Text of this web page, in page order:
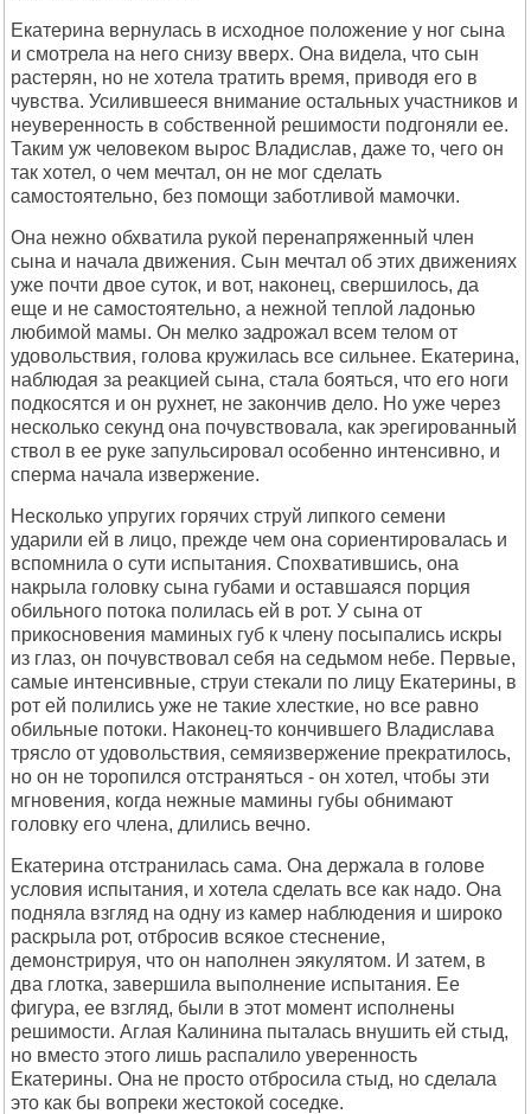
Екатерина вернулась в исходное положение у ног сына
и смотрела на него снизу вверх. Она видела, что сын
растерян, но не хотела тратить время, приводя его в
чувства. Усилившееся внимание остальных участников и
неуверенность в собственной решимости подгоняли ее.
Таким уж человеком вырос Владислав, даже то, чего он
так хотел, о чем мечтал, он не мог сделать
самостоятельно, без помощи заботливой мамочки.
Она нежно обхватила рукой перенапряженный член
сына и начала движения. Сын мечтал об этих движениях
уже почти двое суток, и вот, наконец, свершилось, да
еще и не самостоятельно, а нежной теплой ладонью
любимой мамы. Он мелко задрожал всем телом от
удовольствия, голова кружилась все сильнее. Екатерина,
наблюдая за реакцией сына, стала бояться, что его ноги
подкосятся и он рухнет, не закончив дело. Но уже через
несколько секунд она почувствовала, как эрегированный
ствол в ее руке запульсировал особенно интенсивно, и
сперма начала извержение.
Несколько упругих горячих струй липкого семени
ударили ей в лицо, прежде чем она сориентировалась и
вспомнила о сути испытания. Спохватившись, она
накрыла головку сына губами и оставшаяся порция
обильного потока полилась ей в рот. У сына от
прикосновения маминых губ к члену посыпались искры
из глаз, он почувствовал себя на седьмом небе. Первые,
самые интенсивные, струи стекали по лицу Екатерины, в
рот ей полились уже не такие хлесткие, но все равно
обильные потоки. Наконец-то кончившего Владислава
трясло от удовольствия, семяизвержение прекратилось,
но он не торопился отстраняться - он хотел, чтобы эти
мгновения, когда нежные мамины губы обнимают
головку его члена, длились вечно.
Екатерина отстранилась сама. Она держала в голове
условия испытания, и хотела сделать все как надо. Она
подняла взгляд на одну из камер наблюдения и широко
раскрыла рот, отбросив всякое стеснение,
демонстрируя, что он наполнен эякулятом. И затем, в
два глотка, завершила выполнение испытания. Ее
фигура, ее взгляд, были в этот момент исполнены
решимости. Аглая Калинина пыталась внушить ей стыд,
но вместо этого лишь распалило уверенность
Екатерины. Она не просто отбросила стыд, но сделала
это как бы вопреки жестокой соседке.